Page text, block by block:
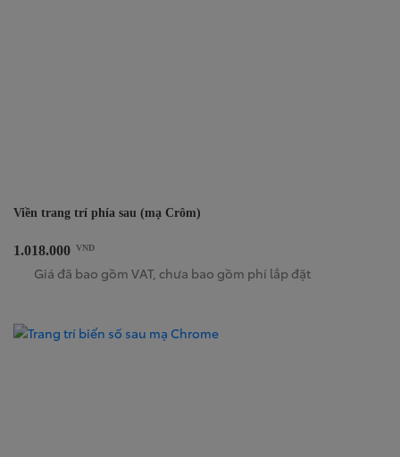
Viền trang trí phía sau (mạ Crôm)
1.018.000 VND
Giá đã bao gồm VAT, chưa bao gồm phí lắp đặt